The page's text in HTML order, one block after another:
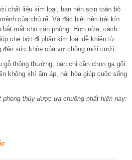
chất liệu kim loại, bạn nên sơn toàn bộ
của chú rể. Và đặc biệt nên trải kín
bắt mắt cho căn phòng. Hơn nữa, cách
che bớt đi phần kim loại dễ khiến từ
sức khỏe của vợ chồng mới cưới.
thông thường, bạn chỉ cần chọn ga gối
không khí ấm áp, hài hòa giúp cuộc sống
thủy được ưa chuộng nhất hiện nay: